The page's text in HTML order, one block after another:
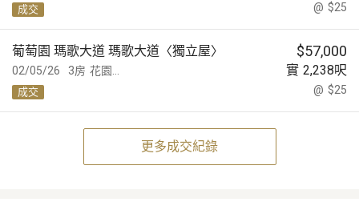
@ $25
成交
02/05/26
葡萄園 瑪歌大道 瑪歌大道〈獨立屋〉 $57,000
花園... 實 2,238呎
3房
@ $25
成交
更多成交紀錄